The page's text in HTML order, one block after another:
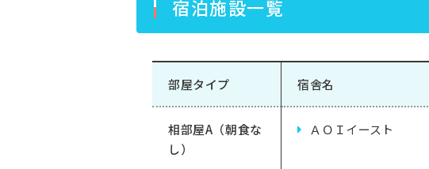
宿泊施設一覧
部屋タイプ 宿舎名
相部屋A（朝食な
し）
ＡＯＩイースト